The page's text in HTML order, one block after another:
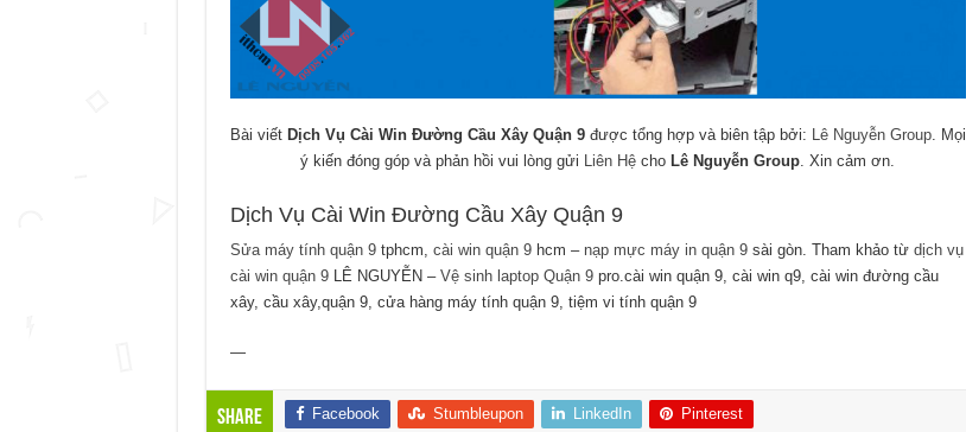
Bài viết Dịch Vụ Cài Win Đường Cầu Xây Quận 9được tổng hợp và biên tập bởi: Lê Nguyễn Group. Mọi
ý kiến đóng góp và phản hồi vui lòng gửi
Liên Hệ cho Lê Nguyễn Group . Xin cảm ơn.
Dịch Vụ Cài Win Đường Cầu Xây Quận 9
Sửa máy tính quận 9tphcm, cài win quận 9hcm – nạp mực máy in quận 9sài gòn. Tham khảo từ dịch vụ
cài win quận 9LÊ NGUYỄN – Vệ sinh laptop Quận 9pro.cài win quận 9, cài win q9, cài win đường cầu
xây, cầu xây,quận 9, cửa hàng máy tính quận 9, tiệm vi tính quận 9
—
Share Facebook Stumbleupon LinkedIn Pinterest